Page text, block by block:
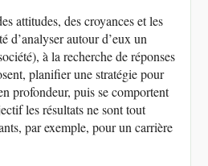
attitudes, des croyances et les
d’analyser autour d’eux un
à la recherche de réponses
planifier une stratégie pour
profondeur, puis se comportent
les résultats ne sont tout
par exemple, pour un carrière